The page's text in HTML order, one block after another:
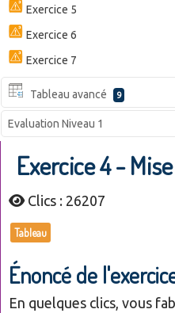
Exercice 5
Exercice 6
Exercice 7
Tableau avancé 9
Evaluation Niveau 1
Exercice 4 -
Clics : 26207
Tableau
Énoncé de
En quelques clics, vous